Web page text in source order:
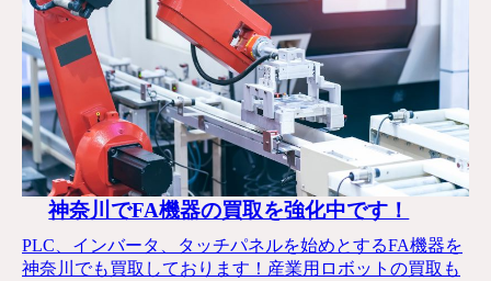
神奈川でFA機器の買取を強化中です！
PLC、インバータ、タッチパネルを始めとするFA機器を
神奈川でも買取しております！産業用ロボットの買取も